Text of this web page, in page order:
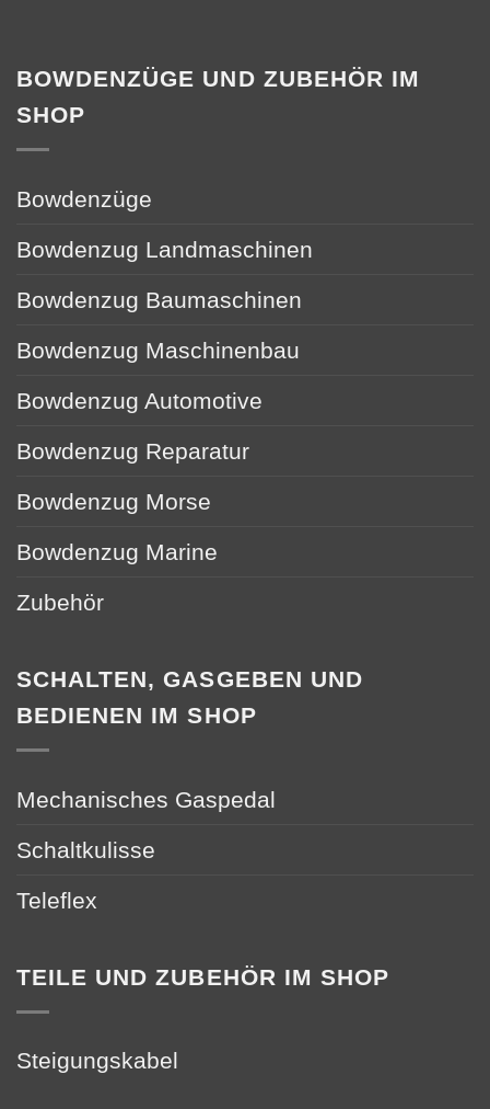
BOWDENZÜGE UND ZUBEHÖR IM
SHOP
Bowdenzüge
Bowdenzug Landmaschinen
Bowdenzug Baumaschinen
Bowdenzug Maschinenbau
Bowdenzug Automotive
Bowdenzug Reparatur
Bowdenzug Morse
Bowdenzug Marine
Zubehör
SCHALTEN, GASGEBEN UND
BEDIENEN IM SHOP
Mechanisches Gaspedal
Schaltkulisse
Teleflex
TEILE UND ZUBEHÖR IM SHOP
Steigungskabel